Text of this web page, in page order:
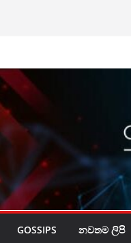
GOSSIPS නවතම ලිපි